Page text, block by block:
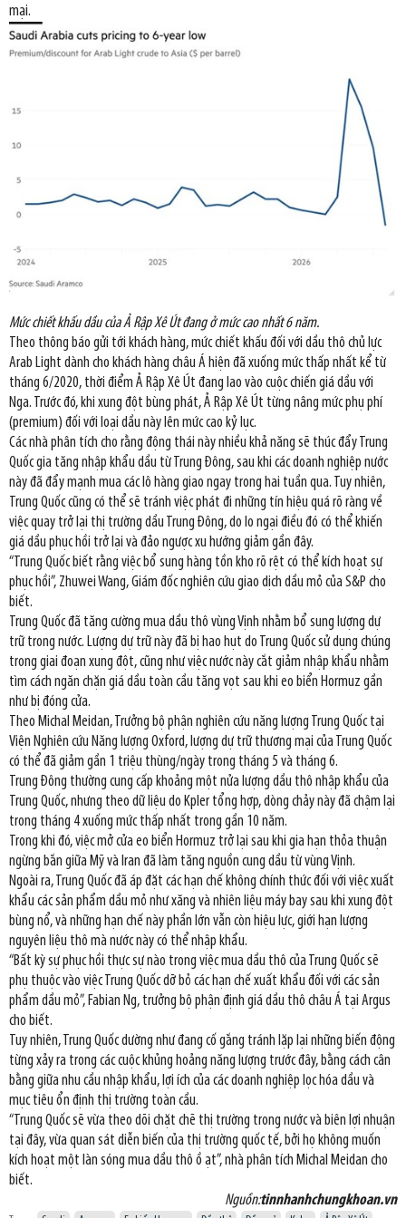
mại.
Mức chiết khấu dầu của Ả Rập Xê Út đang ở mức cao nhất 6 năm.
Theo thông báo gửi tới khách hàng, mức chiết khấu đối với dầu thô chủ lực
Arab Light dành cho khách hàng châu Á hiện đã xuống mức thấp nhất kể từ
tháng 6/2020, thời điểm Ả Rập Xê Út đang lao vào cuộc chiến giá dầu với
Nga. Trước đó, khi xung đột bùng phát, Ả Rập Xê Út từng nâng mức phụ phí
(premium) đối với loại dầu này lên mức cao kỷ lục.
Các nhà phân tích cho rằng động thái này nhiều khả năng sẽ thúc đẩy Trung
Quốc gia tăng nhập khẩu dầu từ Trung Đông, sau khi các doanh nghiệp nước
này đã đẩy mạnh mua các lô hàng giao ngay trong hai tuần qua. Tuy nhiên,
Trung Quốc cũng có thể sẽ tránh việc phát đi những tín hiệu quá rõ ràng về
việc quay trở lại thị trường dầu Trung Đông, do lo ngại điều đó có thể khiến
giá dầu phục hồi trở lại và đảo ngược xu hướng giảm gần đây.
“Trung Quốc biết rằng việc bổ sung hàng tồn kho rõ rệt có thể kích hoạt sự
phục hồi”, Zhuwei Wang, Giám đốc nghiên cứu giao dịch dầu mỏ của S&P cho
biết.
Trung Quốc đã tăng cường mua dầu thô vùng Vịnh nhằm bổ sung lượng dự
trữ trong nước. Lượng dự trữ này đã bị hao hụt do Trung Quốc sử dụng chúng
trong giai đoạn xung đột, cũng như việc nước này cắt giảm nhập khẩu nhằm
tìm cách ngăn chặn giá dầu toàn cầu tăng vọt sau khi eo biển Hormuz gần
như bị đóng cửa.
Theo Michal Meidan, Trưởng bộ phận nghiên cứu năng lượng Trung Quốc tại
Viện Nghiên cứu Năng lượng Oxford, lượng dự trữ thương mại của Trung Quốc
có thể đã giảm gần 1 triệu thùng/ngày trong tháng 5 và tháng 6.
Trung Đông thường cung cấp khoảng một nửa lượng dầu thô nhập khẩu của
Trung Quốc, nhưng theo dữ liệu do Kpler tổng hợp, dòng chảy này đã chậm lại
trong tháng 4 xuống mức thấp nhất trong gần 10 năm.
Trong khi đó, việc mở cửa eo biển Hormuz trở lại sau khi gia hạn thỏa thuận
ngừng bắn giữa Mỹ và Iran đã làm tăng nguồn cung dầu từ vùng Vịnh.
Ngoài ra, Trung Quốc đã áp đặt các hạn chế không chính thức đối với việc xuất
khẩu các sản phẩm dầu mỏ như xăng và nhiên liệu máy bay sau khi xung đột
bùng nổ, và những hạn chế này phần lớn vẫn còn hiệu lực, giới hạn lượng
nguyên liệu thô mà nước này có thể nhập khẩu.
“Bất kỳ sự phục hồi thực sự nào trong việc mua dầu thô của Trung Quốc sẽ
phụ thuộc vào việc Trung Quốc dỡ bỏ các hạn chế xuất khẩu đối với các sản
phẩm dầu mỏ”, Fabian Ng, trưởng bộ phận định giá dầu thô châu Á tại Argus
cho biết.
Tuy nhiên, Trung Quốc dường như đang cố gắng tránh lặp lại những biến động
từng xảy ra trong các cuộc khủng hoảng năng lượng trước đây, bằng cách cân
bằng giữa nhu cầu nhập khẩu, lợi ích của các doanh nghiệp lọc hóa dầu và
mục tiêu ổn định thị trường toàn cầu.
“Trung Quốc sẽ vừa theo dõi chặt chẽ thị trường trong nước và biên lợi nhuận
tại đây, vừa quan sát diễn biến của thị trường quốc tế, bởi họ không muốn
kích hoạt một làn sóng mua dầu thô ồ ạt”, nhà phân tích Michal Meidan cho
biết.
Nguồn:tinnhanhchungkhoan.vn